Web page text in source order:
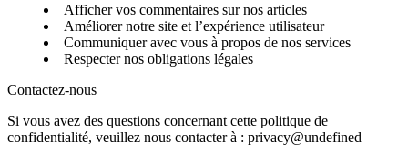
Afficher vos commentaires sur nos articles
Améliorer notre site et l’expérience utilisateur
Communiquer avec vous à propos de nos services
Respecter nos obligations légales
Contactez-nous
Si vous avez des questions concernant cette politique de
confidentialité, veuillez nous contacter à : privacy@undefined